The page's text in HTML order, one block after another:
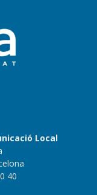
Local
40